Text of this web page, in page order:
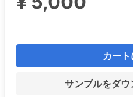
カー
サンプルをダ